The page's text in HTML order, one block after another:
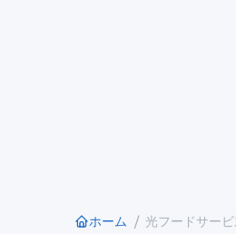
ホーム 光フードサー